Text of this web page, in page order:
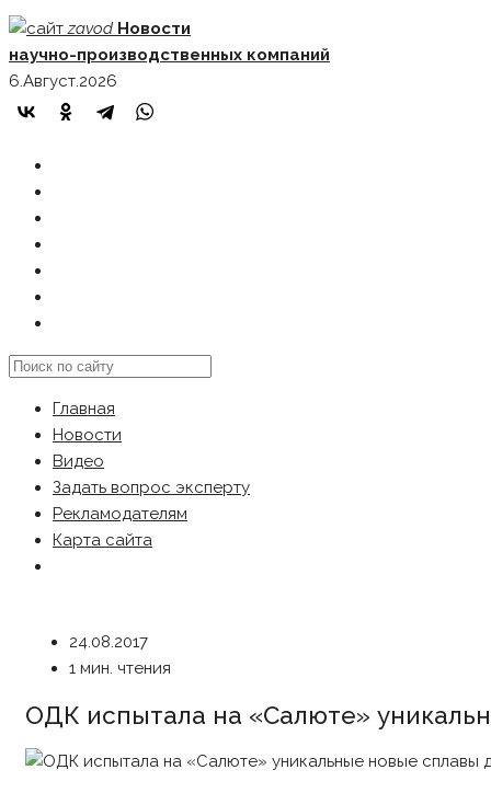
Skip
to
content
zavod Новости
научно-производственных компаний
6.Август.2026
Search
websiteГлавная
Новости
Видео
Задать вопрос эксперту
Рекламодателям
Карта сайта
24.08.2017
1 мин. чтения
ОДК испытала на «Салюте»